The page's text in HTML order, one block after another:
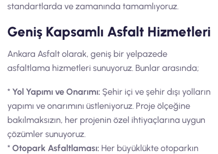
standartlarda ve zamanında tamamlıyoruz.
Geniş Kapsamlı Asfalt Hizmetleri
Ankara Asfalt olarak, geniş bir yelpazede
asfaltlama hizmetleri sunuyoruz. Bunlar arasında;
* Yol Yapımı ve Onarımı: Şehir içi ve şehir dışı yolların
yapımı ve onarımını üstleniyoruz. Proje ölçeğine
bakılmaksızın, her projenin özel ihtiyaçlarına uygun
çözümler sunuyoruz.
*Otopark Asfaltlaması: Her büyüklükte otoparkın